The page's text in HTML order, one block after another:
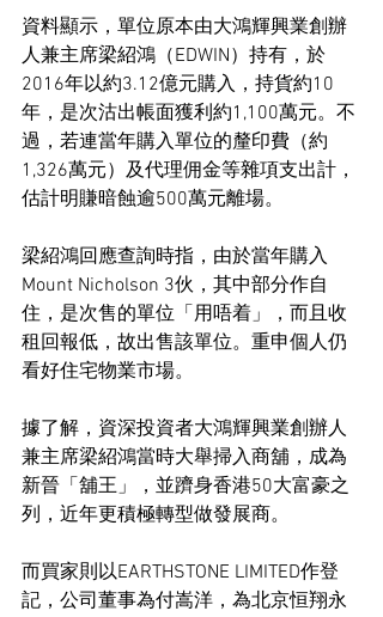
資料顯示，單位原本由大鴻輝興業創辦
人兼主席梁紹鴻（EDWIN）持有，於
2016年以約3.12億元購入，持貨約10
年，是次沽出帳面獲利約1,100萬元。不
過，若連當年購入單位的釐印費（約
1,326萬元）及代理佣金等雜項支出計，
估計明賺暗蝕逾500萬元離場。
梁紹鴻回應查詢時指，由於當年購入
Mount Nicholson 3伙，其中部分作自
住，是次售的單位「用唔着」，而且收
租回報低，故出售該單位。重申個人仍
看好住宅物業市場。
據了解，資深投資者大鴻輝興業創辦人
兼主席梁紹鴻當時大舉掃入商舖，成為
新晉「舖王」，並躋身香港50大富豪之
列，近年更積極轉型做發展商。
而買家則以EARTHSTONE LIMITED作登
記，公司董事為付嵩洋，為北京恒翔永